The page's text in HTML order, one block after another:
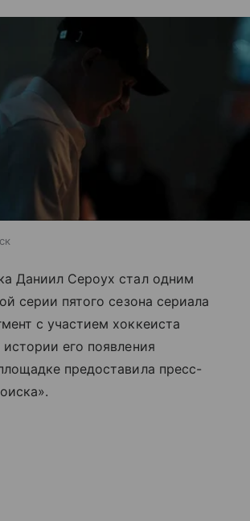
Даниил Сероух стал одним
серии пятого сезона сериала
с участием хоккеиста
его появления
предоставила пресс-